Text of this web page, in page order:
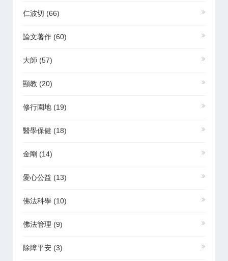
仁波切 (66)
論文著作 (60)
大師 (57)
顯教 (20)
修行園地 (19)
醫學保健 (18)
金剛 (14)
愛心公益 (13)
佛法科學 (10)
佛法管理 (9)
除障平安 (3)